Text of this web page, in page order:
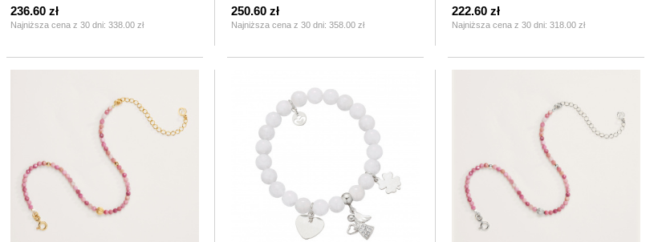
Najniższa cena z 30 dni: 338.00 zł
236.60 zł
Najniższa cena z 30 dni: 358.00 zł
250.60 zł
Najniższa cena z 30 dni: 318.00 zł
222.60 zł